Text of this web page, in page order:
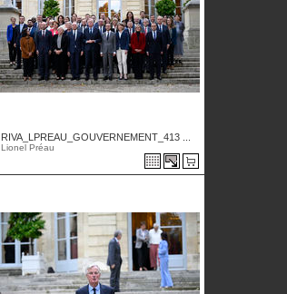
RIVA_LPREAU_GOUVERNEMENT_413 ...
Lionel Préau